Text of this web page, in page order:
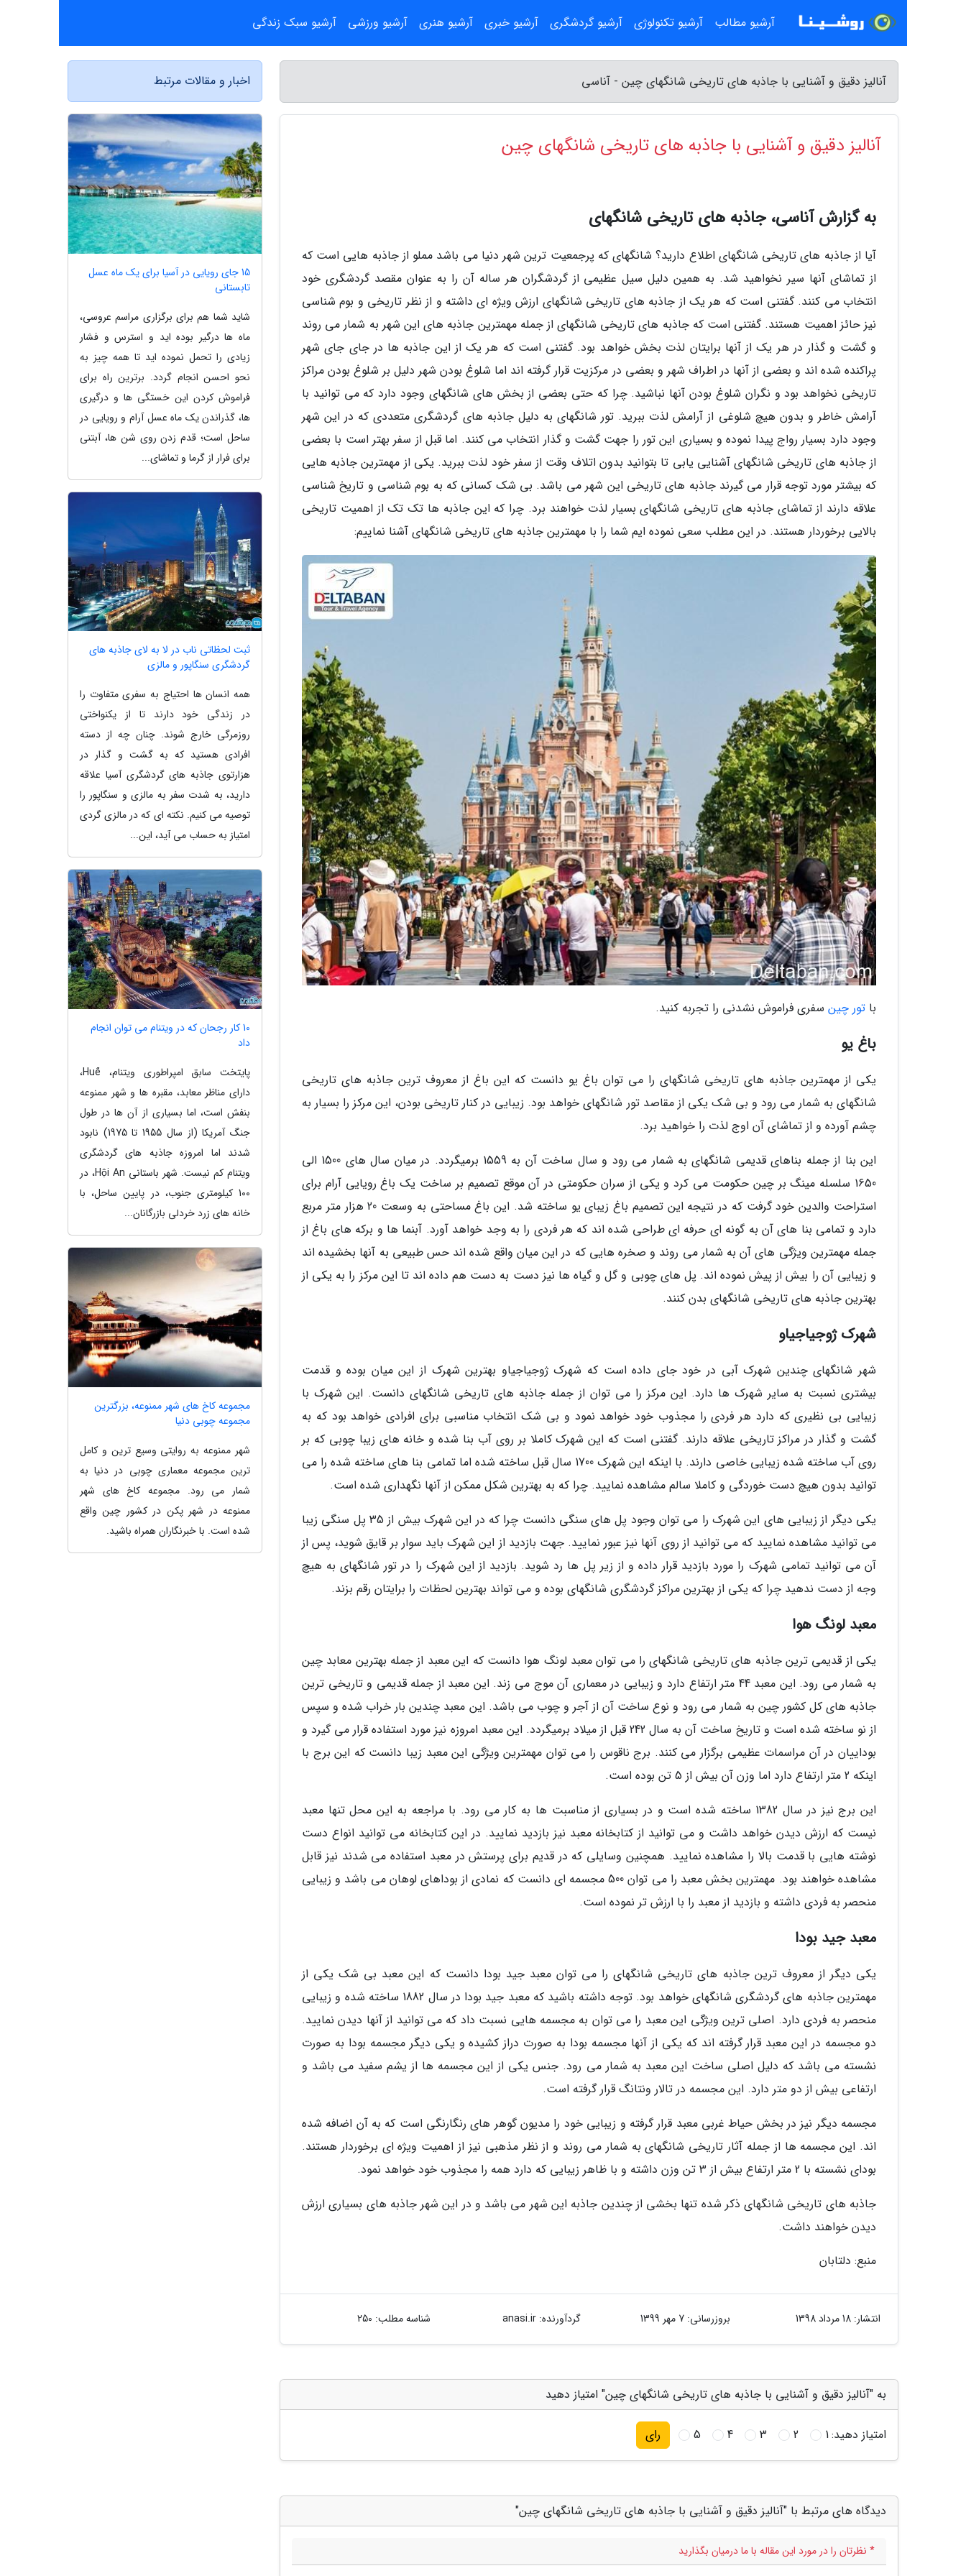
آنالیز دقیق و آشنایی با جاذبه های تاریخی شانگهای چین - آناسی
آنالیز دقیق و آشنایی با جاذبه های تاریخی شانگهای چین
به گزارش آناسی، جاذبه های تاریخی شانگهای
آیا از جاذبه های تاریخی شانگهای اطلاع دارید؟ شانگهای که پرجمعیت ترین شهر دنیا می باشد مملو از جاذبه هایی است که
از تماشای آنها سیر نخواهید شد. به همین دلیل سیل عظیمی از گردشگران هر ساله آن را به عنوان مقصد گردشگری خود
انتخاب می کنند. گفتنی است که هر یک از جاذبه های تاریخی شانگهای ارزش ویژه ای داشته و از نظر تاریخی و بوم شناسی
نیز حائز اهمیت هستند. گفتنی است که جاذبه های تاریخی شانگهای از جمله مهمترین جاذبه های این شهر به شمار می روند
و گشت و گذار در هر یک از آنها برایتان لذت بخش خواهد بود. گفتنی است که هر یک از این جاذبه ها در جای جای شهر
پراکنده شده اند و بعضی از آنها در اطراف شهر و بعضی در مرکزیت قرار گرفته اند اما شلوغ بودن شهر دلیل بر شلوغ بودن مراکز
تاریخی نخواهد بود و نگران شلوغ بودن آنها نباشید. چرا که حتی بعضی از بخش های شانگهای وجود دارد که می توانید با
آرامش خاطر و بدون هیچ شلوغی از آرامش لذت ببرید. تور شانگهای به دلیل جاذبه های گردشگری متعددی که در این شهر
وجود دارد بسیار رواج پیدا نموده و بسیاری این تور را جهت گشت و گذار انتخاب می کنند. اما قبل از سفر بهتر است با بعضی
از جاذبه های تاریخی شانگهای آشنایی یابی تا بتوانید بدون اتلاف وقت از سفر خود لذت ببرید. یکی از مهمترین جاذبه هایی
که بیشتر مورد توجه قرار می گیرند جاذبه های تاریخی این شهر می باشد. بی شک کسانی که به بوم شناسی و تاریخ شناسی
علاقه دارند از تماشای جاذبه های تاریخی شانگهای بسیار لذت خواهند برد. چرا که این جاذبه ها تک تک از اهمیت تاریخی
بالایی برخوردار هستند. در این مطلب سعی نموده ایم شما را با مهمترین جاذبه های تاریخی شانگهای آشنا نماییم:
با تور چین سفری فراموش نشدنی را تجربه کنید.
باغ یو
یکی از مهمترین جاذبه های تاریخی شانگهای را می توان باغ یو دانست که این باغ از معروف ترین جاذبه های تاریخی
شانگهای به شمار می رود و بی شک یکی از مقاصد تور شانگهای خواهد بود. زیبایی در کنار تاریخی بودن، این مرکز را بسیار به
چشم آورده و از تماشای آن اوج لذت را خواهید برد.
این بنا از جمله بناهای قدیمی شانگهای به شمار می رود و سال ساخت آن به 1559 برمیگردد. در میان سال های 1500 الی
1650 سلسله مینگ بر چین حکومت می کرد و یکی از سران حکومتی در آن موقع تصمیم بر ساخت یک باغ رویایی آرام برای
استراحت والدین خود گرفت که در نتیجه این تصمیم باغ زیبای یو ساخته شد. این باغ مساحتی به وسعت 20 هزار متر مربع
دارد و تمامی بنا های آن به گونه ای حرفه ای طراحی شده اند که هر فردی را به وجد خواهد آورد. آبنما ها و برکه های باغ از
جمله مهمترین ویژگی های آن به شمار می روند و صخره هایی که در این میان واقع شده اند حس طبیعی به آنها بخشیده اند
و زیبایی آن را بیش از پیش نموده اند. پل های چوبی و گل و گیاه ها نیز دست به دست هم داده اند تا این مرکز را به یکی از
بهترین جاذبه های تاریخی شانگهای بدن کنند.
شهرک ژوجیاجیاو
شهر شانگهای چندین شهرک آبی در خود جای داده است که شهرک ژوجیاجیاو بهترین شهرک از این میان بوده و قدمت
بیشتری نسبت به سایر شهرک ها دارد. این مرکز را می توان از جمله جاذبه های تاریخی شانگهای دانست. این شهرک با
زیبایی بی نظیری که دارد هر فردی را مجذوب خود خواهد نمود و بی شک انتخاب مناسبی برای افرادی خواهد بود که به
گشت و گذار در مراکز تاریخی علاقه دارند. گفتنی است که این شهرک کاملا بر روی آب بنا شده و خانه های زیبا چوبی که بر
روی آب ساخته شده زیبایی خاصی دارند. با اینکه این شهرک 1700 سال قبل ساخته شده اما تمامی بنا های ساخته شده را می
توانید بدون هیچ دست خوردگی و کاملا سالم مشاهده نمایید. چرا که به بهترین شکل ممکن از آنها نگهداری شده است.
یکی دیگر از زیبایی های این شهرک را می توان وجود پل های سنگی دانست چرا که در این شهرک بیش از 35 پل سنگی زیبا
می توانید مشاهده نمایید که می توانید از روی آنها نیز عبور نمایید. جهت بازدید از این شهرک باید سوار بر قایق شوید، پس از
آن می توانید تمامی شهرک را مورد بازدید قرار داده و از زیر پل ها رد شوید. بازدید از این شهرک را در تور شانگهای به هیچ
وجه از دست ندهید چرا که یکی از بهترین مراکز گردشگری شانگهای بوده و می تواند بهترین لحظات را برایتان رقم بزند.
معبد لونگ هوا
یکی از قدیمی ترین جاذبه های تاریخی شانگهای را می توان معبد لونگ هوا دانست که این معبد از جمله بهترین معابد چین
به شمار می رود. این معبد 44 متر ارتفاع دارد و زیبایی در معماری آن موج می زند. این معبد از جمله قدیمی و تاریخی ترین
جاذبه های کل کشور چین به شمار می رود و نوع ساخت آن از آجر و چوب می باشد. این معبد چندین بار خراب شده و سپس
از نو ساخته شده است و تاریخ ساخت آن به سال 242 قبل از میلاد برمیگردد. این معبد امروزه نیز مورد استفاده قرار می گیرد و
بوداییان در آن مراسمات عظیمی برگزار می کنند. برج ناقوس را می توان مهمترین ویژگی این معبد زیبا دانست که این برج با
اینکه 2 متر ارتفاع دارد اما وزن آن بیش از 5 تن بوده است.
این برج نیز در سال 1382 ساخته شده است و در بسیاری از مناسبت ها به کار می رود. با مراجعه به این محل تنها معبد
نیست که ارزش دیدن خواهد داشت و می توانید از کتابخانه معبد نیز بازدید نمایید. در این کتابخانه می توانید انواع دست
نوشته هایی با قدمت بالا را مشاهده نمایید. همچنین وسایلی که در قدیم برای پرستش در معبد استفاده می شدند نیز قابل
مشاهده خواهند بود. مهمترین بخش معبد را می توان 500 مجسمه ای دانست که نمادی از بوداهای لوهان می باشد و زیبایی
منحصر به فردی داشته و بازدید از معبد را با ارزش تر نموده است.
معبد جید بودا
یکی دیگر از معروف ترین جاذبه های تاریخی شانگهای را می توان معبد جید بودا دانست که این معبد بی شک یکی از
مهمترین جاذبه های گردشگری شانگهای خواهد بود. توجه داشته باشید که معبد جید بودا در سال 1882 ساخته شده و زیبایی
منحصر به فردی دارد. اصلی ترین ویژگی این معبد را می توان به مجسمه هایی نسبت داد که می توانید از آنها دیدن نمایید.
دو مجسمه در این معبد قرار گرفته اند که یکی از آنها مجسمه بودا به صورت دراز کشیده و یکی دیگر مجسمه بودا به صورت
نشسته می باشد که دلیل اصلی ساخت این معبد به شمار می رود. جنس یکی از این مجسمه ها از یشم سفید می باشد و
ارتفاعی بیش از دو متر دارد. این مجسمه در تالار ونتانگ قرار گرفته است.
مجسمه دیگر نیز در بخش حیاط غربی معبد قرار گرفته و زیبایی خود را مدیون گوهر های رنگارنگی است که به آن اضافه شده
اند. این مجسمه ها از جمله آثار تاریخی شانگهای به شمار می روند و از نظر مذهبی نیز از اهمیت ویژه ای برخوردار هستند.
بودای نشسته با 2 متر ارتفاع بیش از 3 تن وزن داشته و با ظاهر زیبایی که دارد همه را مجذوب خود خواهد نمود.
جاذبه های تاریخی شانگهای ذکر شده تنها بخشی از چندین جاذبه این شهر می باشد و در این شهر جاذبه های بسیاری ارزش
دیدن خواهند داشت.
منبع: دلتابان
انتشار: 18 مرداد 1398 بروزرسانی: 7 مهر 1399 گردآورنده:anasi.ir شناسه مطلب: 250
به "آنالیز دقیق و آشنایی با جاذبه های تاریخی شانگهای چین" امتیاز دهید
امتیاز دهید:1
2
3
4
5 رای
دیدگاه های مرتبط با "آنالیز دقیق و آشنایی با جاذبه های تاریخی شانگهای چین"
* نظرتان را در مورد این مقاله با ما درمیان بگذارید
اخبار و مقالات مرتبط
15 جای رویایی در آسیا برای یک ماه عسل
تابستانی
شاید شما هم برای برگزاری مراسم عروسی،
ماه ها درگیر بوده اید و استرس و فشار
زیادی را تحمل نموده اید تا همه چیز به
نحو احسن انجام گردد. برترین راه برای
فراموش کردن این خستگی ها و درگیری
ها، گذراندن یک ماه عسل آرام و رویایی در
ساحل است؛ قدم زدن روی شن ها، آبتنی
برای فرار از گرما و تماشای...
ثبت لحظاتی ناب در لا به لای جاذبه های
گردشگری سنگاپور و مالزی
همه انسان ها احتیاج به سفری متفاوت را
در زندگی خود دارند تا از یکنواختی
روزمرگی خارج شوند. چنان چه از دسته
افرادی هستید که به گشت و گذار در
هزارتوی جاذبه های گردشگری آسیا علاقه
دارید، به شدت سفر به مالزی و سنگاپور را
توصیه می کنیم. نکته ای که در مالزی گردی
امتیاز به حساب می آید، این...
10 کار رجحان که در ویتنام می توان انجام
داد
پایتخت سابق امپراطوری ویتنام، Huế،
دارای مناظر معابد، مقبره ها و شهر ممنوعه
بنفش است، اما بسیاری از آن ها در طول
جنگ آمریکا (از سال 1955 تا 1975) نابود
شدند اما امروزه جاذبه های گردشگری
ویتنام کم نیست. شهر باستانی Hội An، در
100 کیلومتری جنوب، در پایین ساحل، با
خانه های زرد خردلی بازرگانان...
مجموعه کاخ های شهر ممنوعه، بزرگترین
مجموعه چوبی دنیا
شهر ممنوعه به روایتی وسیع ترین و کامل
ترین مجموعه معماری چوبی در دنیا به
شمار می رود. مجموعه کاخ های شهر
ممنوعه در شهر پکن در کشور چین واقع
شده است. با خبرنگاران همراه باشید.
آرشیو مطالب آرشیو تکنولوژی آرشیو گردشگری آرشیو خبری آرشیو هنری آرشیو ورزشی آرشیو سبک زندگی